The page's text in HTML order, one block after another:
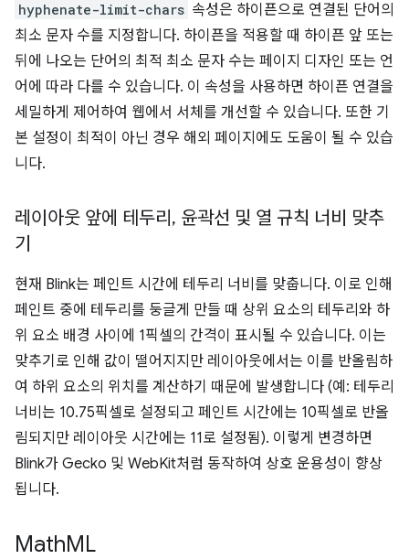
hyphenate-limit-chars 속성은 하이픈으로 연결된 단어의
최소 문자 수를 지정합니다. 하이픈을 적용할 때 하이픈 앞 또는
뒤에 나오는 단어의 최적 최소 문자 수는 페이지 디자인 또는 언
어에 따라 다를 수 있습니다. 이 속성을 사용하면 하이픈 연결을
세밀하게 제어하여 웹에서 서체를 개선할 수 있습니다. 또한 기
본 설정이 최적이 아닌 경우 해외 페이지에도 도움이 될 수 있습
니다.
레이아웃 앞에 테두리 , 윤곽선 및 열 규칙 너비 맞추
기
현재 Blink는 페인트 시간에 테두리 너비를 맞춥니다. 이로 인해
페인트 중에 테두리를 둥글게 만들 때 상위 요소의 테두리와 하
위 요소 배경 사이에 1픽셀의 간격이 표시될 수 있습니다. 이는
맞추기로 인해 값이 떨어지지만 레이아웃에서는 이를 반올림하
여 하위 요소의 위치를 계산하기 때문에 발생합니다 (예: 테두리
너비는 10.75픽셀로 설정되고 페인트 시간에는 10픽셀로 반올
림되지만 레이아웃 시간에는 11로 설정됨). 이렇게 변경하면
Blink가 Gecko 및 WebKit처럼 동작하여 상호 운용성이 향상
됩니다.
MathML